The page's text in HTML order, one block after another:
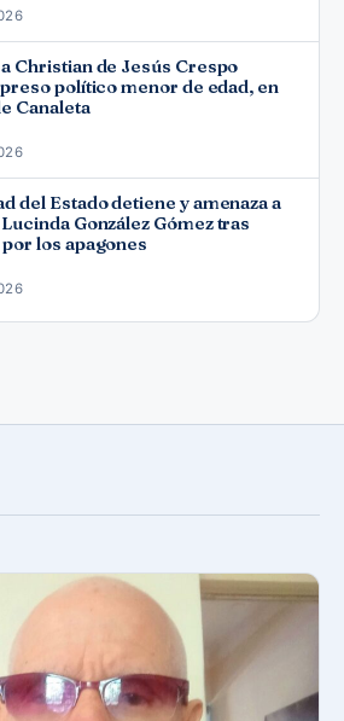
Christian de Jesús Crespo
político menor de edad, en
Canaleta
del Estado detiene y amenaza a
González Gómez tras
los apagones